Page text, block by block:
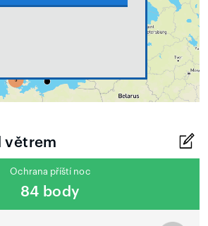
větrem
Ochrana příští noc
84 body